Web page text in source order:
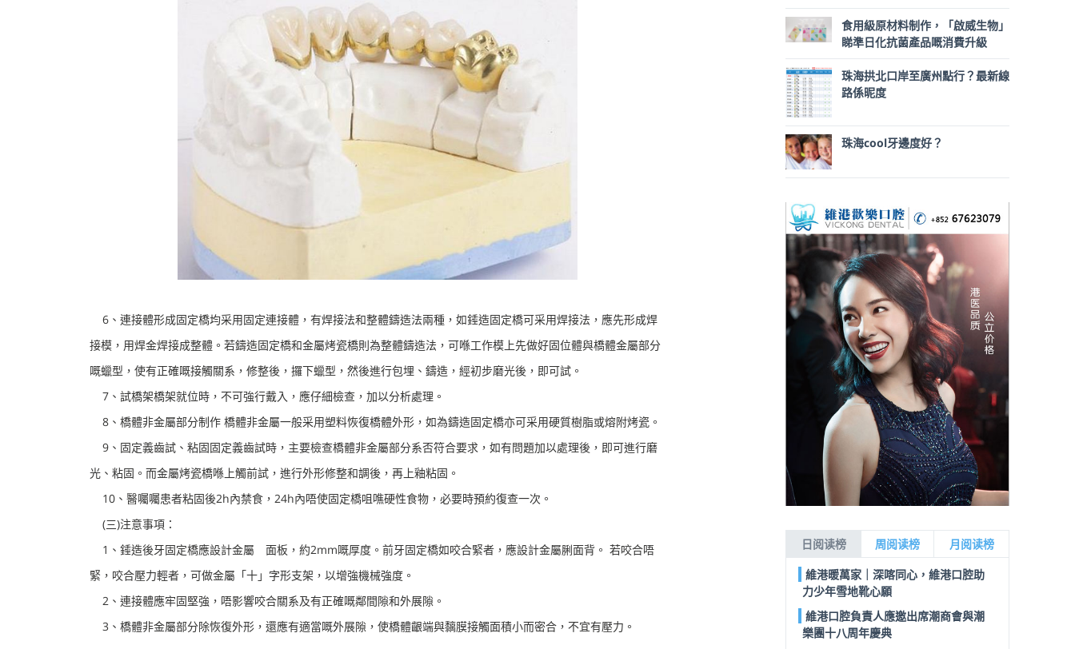
6、連接體形成固定橋均采用固定連接體，有焊接法和整體鑄造法兩種，如錘造固定橋可采用焊接法，應先形成焊
接模，用焊金焊接成整體。若鑄造固定橋和金屬烤瓷橋則為整體鑄造法，可喺工作模上先做好固位體與橋體金屬部分
嘅蠟型，使有正確嘅接觸關系，修整後，攞下蠟型，然後進行包埋、鑄造，經初步磨光後，即可試。
7、試橋架橋架就位時，不可強行戴入，應仔細檢查，加以分析處理。
8、橋體非金屬部分制作 橋體非金屬一般采用塑料恢復橋體外形，如為鑄造固定橋亦可采用硬質樹脂或熔附烤瓷。
9、固定義齒試、粘固固定義齒試時，主要檢查橋體非金屬部分系否符合要求，如有問題加以處理後，即可進行磨
光、粘固。而金屬烤瓷橋喺上觸前試，進行外形修整和調後，再上釉粘固。
10、醫囑囑患者粘固後2h內禁食，24h內唔使固定橋咀噍硬性食物，必要時預約復查一次。
(三)注意事項：
1、錘造後牙固定橋應設計金屬 面板，約2mm嘅厚度。前牙固定橋如咬合緊者，應設計金屬脷面背。 若咬合唔
緊，咬合壓力輕者，可做金屬「十」字形支架，以增強機械強度。
2、連接體應牢固堅強，唔影響咬合關系及有正確嘅鄰間隙和外展隙。
3、橋體非金屬部分除恢復外形，還應有適當嘅外展隙，使橋體齦端與黐膜接觸面積小而密合，不宜有壓力。
食用級原材料制作，「啟威生物」
睇準日化抗菌產品嘅消費升級
珠海拱北口岸至廣州點行？最新線
路係昵度
珠海cool牙邊度好？
日阅读榜 周阅读榜
月阅读榜
維港暖萬家｜深喀同心，維港口腔助
力少年雪地靴心願
維港口腔負責人應邀出席潮商會與潮
樂團十八周年慶典